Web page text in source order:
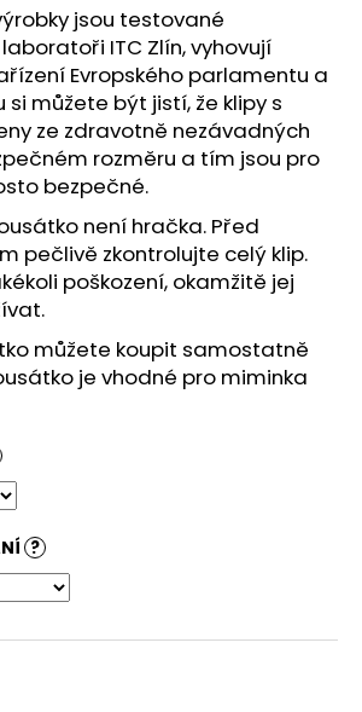
jsou testované
ITC Zlín, vyhovují
Evropského parlamentu a
si můžete být jistí, že klipy s
ze zdravotně nezávadných
rozměru a tím jsou pro
bezpečné.
není hračka. Před
pečlivě zkontrolujte celý klip.
poškození, okamžitě jej
můžete koupit samostatně
je vhodné pro miminka
?